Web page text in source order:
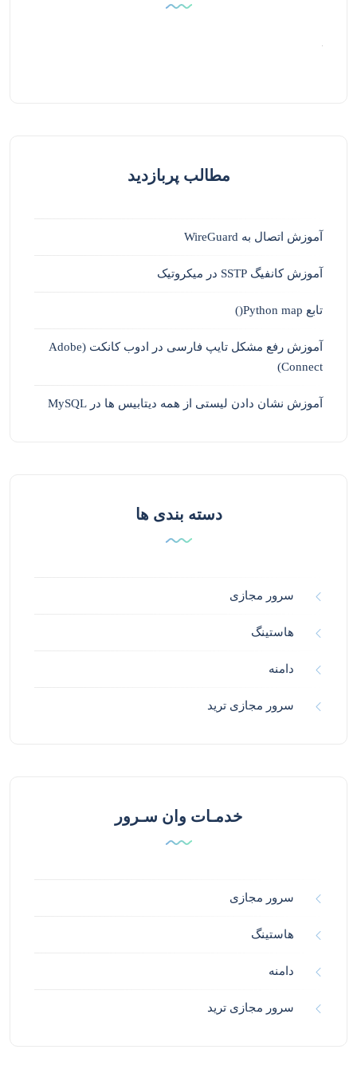
مطالب پربازدید
آموزش اتصال به WireGuard
آموزش کانفیگ SSTP در میکروتیک
تابع Python map()
آموزش رفع مشکل تایپ فارسی در ادوب کانکت (Adobe
Connect)
آموزش نشان دادن لیستی از همه دیتابیس ها در MySQL
دسته بندی ها
سرور مجازی
هاستینگ
دامنه
سرور مجازی ترید
خدمـات وان سـرور
سرور مجازی
هاستینگ
دامنه
سرور مجازی ترید